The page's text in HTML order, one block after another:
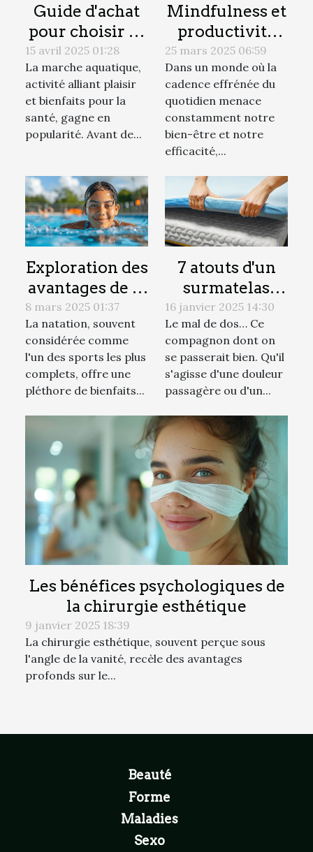
Guide d'achat
pour choisir sa
combinaison
de marche
aquatique
15 avril 2025 01:28
La marche aquatique,
activité alliant plaisir
et bienfaits pour la
santé, gagne en
popularité. Avant de...
Mindfulness et
productivité
stratégies
pratiques pour
un esprit plus
clair et efficace
25 mars 2025 06:59
Dans un monde où la
cadence effrénée du
quotidien menace
constamment notre
bien-être et notre
efficacité,...
Exploration des
avantages de la
natation pour
tous les âges
8 mars 2025 01:37
La natation, souvent
considérée comme
l'un des sports les plus
complets, offre une
pléthore de bienfaits...
7 atouts d'un
surmatelas
pour votre mal
de dos !
16 janvier 2025 14:30
Le mal de dos… Ce
compagnon dont on
se passerait bien. Qu'il
s'agisse d'une douleur
passagère ou d'un...
Les bénéfices psychologiques de
la chirurgie esthétique
9 janvier 2025 18:39
La chirurgie esthétique, souvent perçue sous
l'angle de la vanité, recèle des avantages
profonds sur le...
Beauté
Forme
Maladies
Sexo